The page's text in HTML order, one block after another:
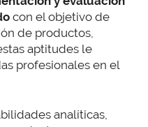
con el objetivo de
de productos,
aptitudes le
profesionales en el
analíticas,